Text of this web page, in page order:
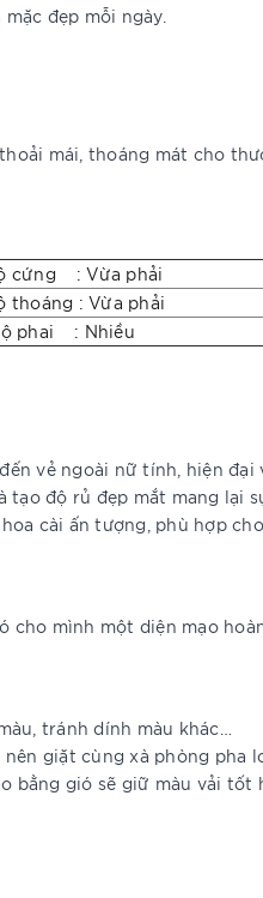
đẹp mỗi ngày.
mái, thoáng mát cho
cứng : Vừa phải
thoáng : Vừa phải
phai : Nhiều
vẻ ngoài nữ tính, hiện
độ rủ đẹp mắt mang lại
cài ấn tượng, phù hợp
mình một diện mạo
tránh dính màu khác…
giặt cùng xà phòng pha
bằng gió sẽ giữ màu vải tốt